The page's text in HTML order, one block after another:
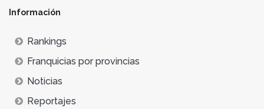
Información
Rankings
Franquicias por provincias
Noticias
Reportajes